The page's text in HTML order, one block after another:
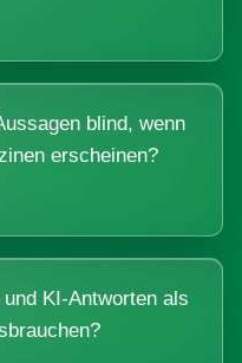
blind, wenn
erscheinen?
KI-Antworten als